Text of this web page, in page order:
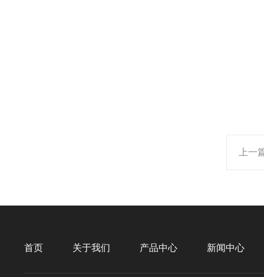
上一
首页 关于我们 产品中心 新闻中心